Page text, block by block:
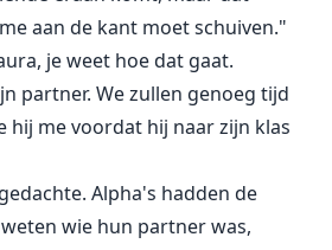
aan de kant moet schuiven."
je weet hoe dat gaat.
partner. We zullen genoeg tijd
hij me voordat hij naar zijn klas
Alpha's hadden de
wie hun partner was,